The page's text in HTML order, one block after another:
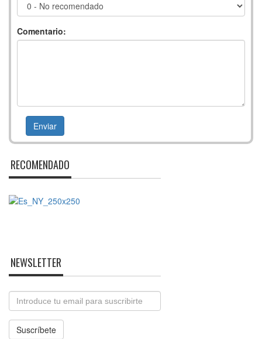
Comentario:
RECOMENDADO
NEWSLETTER
Email
Suscríbete